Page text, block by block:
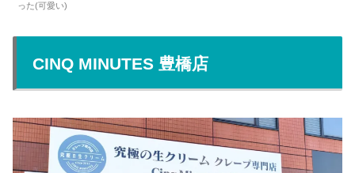
った(可愛い)
CINQ MINUTES 豊橋店